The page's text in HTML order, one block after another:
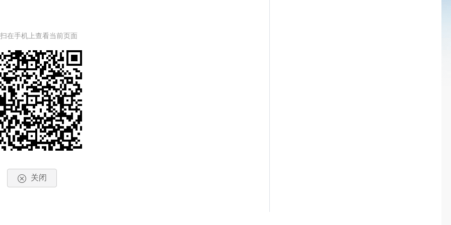
在手机上查看当前页面
关闭